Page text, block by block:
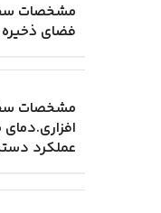
مشخصات
فضای
مشخصات
عملکرد